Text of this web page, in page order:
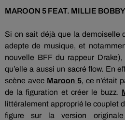
MAROON 5 FEAT. MILLIE BOBBY
Si on sait déjà que la demoiselle
adepte de musique, et
nouvelle BFF du rappeur Drake),
qu’elle a aussi un sacré flow. En
scène avec Maroon 5, ce n’était
de la figuration et créer le buzz.
littéralement approprié le couplet
figure sur la version